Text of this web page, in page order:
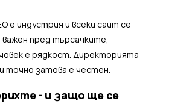
е индустрия и всеки сайт се
пред търсачките,
е рядкост. Директорията
точно затова е честен.
- и защо ще се